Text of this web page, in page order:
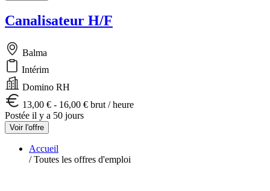
Canalisateur H/F
Balma
Intérim
Domino RH
13,00 € - 16,00 € brut / heure
Postée il y a 50 jours
Voir l'offre
Accueil
/ Toutes les offres d'emploi